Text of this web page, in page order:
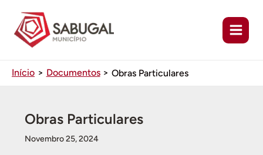
conteúdo
Início Documentos Obras Particulares
Obras Particulares
Novembro 25, 2024